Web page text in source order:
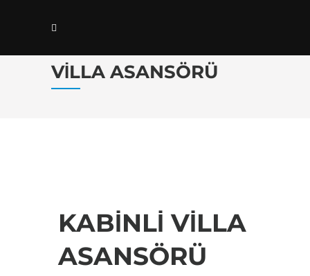
VILLA ASANSÖRÜ
KABINLI VILLA
ASANSÖRÜ